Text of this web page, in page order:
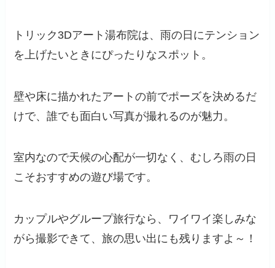
トリック3Dアート湯布院は、雨の日にテンション
を上げたいときにぴったりなスポット。
壁や床に描かれたアートの前でポーズを決めるだ
けで、誰でも面白い写真が撮れるのが魅力。
室内なので天候の心配が一切なく、むしろ雨の日
こそおすすめの遊び場です。
カップルやグループ旅行なら、ワイワイ楽しみな
がら撮影できて、旅の思い出にも残りますよ～！